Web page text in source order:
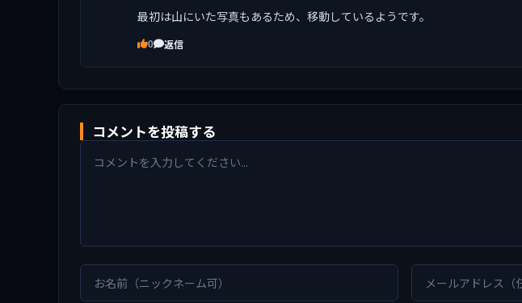
最初は山にいた写真もあるため、移動しているようです。
0 返信
コメントを投稿する